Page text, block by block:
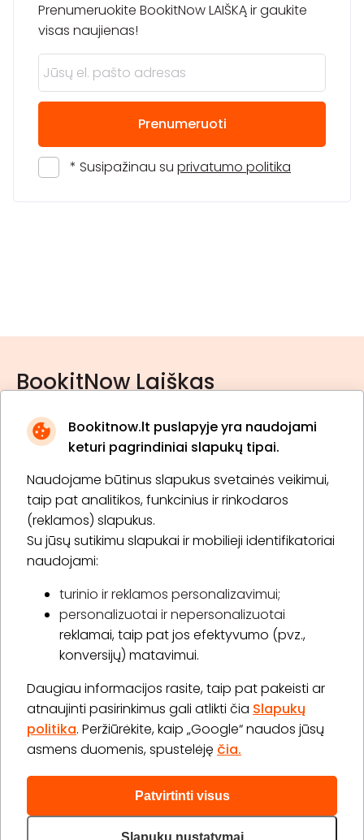
Bookitnow.lt puslapyje yra naudojami
keturi pagrindiniai slapukų tipai.
Naudojame būtinus slapukus svetainės veikimui,
taip pat analitikos, funkcinius ir rinkodaros
(reklamos) slapukus.
Su jūsų sutikimu slapukai ir mobilieji identifikatoriai
naudojami:
turinio ir reklamos personalizavimui;
personalizuotai ir nepersonalizuotai
reklamai, taip pat jos efektyvumo (pvz.,
konversijų) matavimui.
Daugiau informacijos rasite, taip pat pakeisti ar
atnaujinti pasirinkimus gali atlikti čia Slapukų
politika. Peržiūrėkite, kaip „Google“ naudos jūsų
asmens duomenis, spustelėję čia.
Patvirtinti visus
Slapukų nustatymai
Prenumeruokite BookitNow LAIŠKĄ ir gaukite
visas naujienas!
Prenumeruoti
* Susipažinau su privatumo politika
BookitNow Laiškas
* Susipažinau su privatumo politika
Prenumeruoti
Apie „BookitNow“
Informacija
„GERA DOVANA“ GRUPĖ
2026 © Visos teisės saugomos info@bookitnow.lt, +370